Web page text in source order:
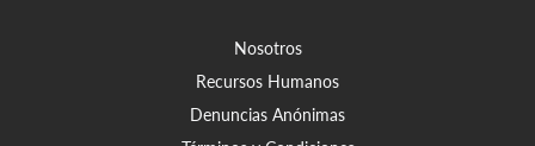
Nosotros
Recursos Humanos
Denuncias Anónimas